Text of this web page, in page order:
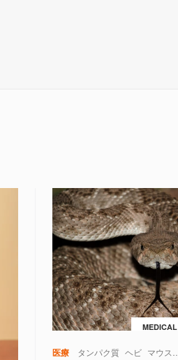
MEDICAL
医療 タンパク質 ヘビ マウス